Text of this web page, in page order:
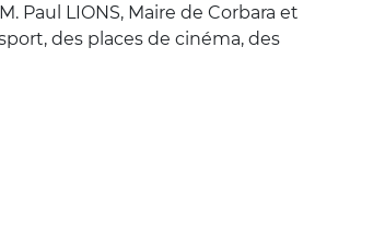
Paul LIONS, Maire de Corbara et
des places de cinéma, des